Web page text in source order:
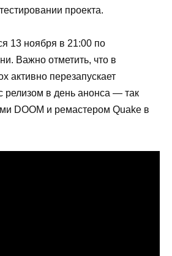
проекта.
13 ноября в 21:00 по
Важно отметить, что в
активно перезапускает
релизом в день анонса — так
DOOM и ремастером Quake в